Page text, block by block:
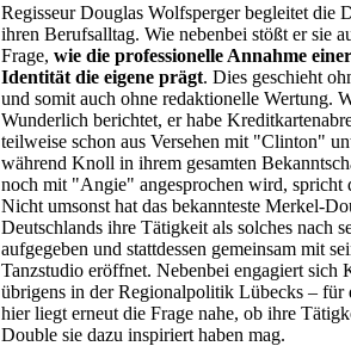
Regisseur Douglas Wolfsperger begleitet die
ihren Berufsalltag. Wie nebenbei stößt er sie
Frage, wie die professionelle Annahme
Identität die eigene prägt. Dies geschieht
und somit auch ohne redaktionelle Wertung.
Wunderlich berichtet, er habe
teilweise schon aus Versehen mit "Clinton"
während Knoll in ihrem gesamten
noch mit "Angie" angesprochen wird, spricht
Nicht umsonst hat das bekannteste Merkel-
Deutschlands ihre Tätigkeit als solches nach
aufgegeben und stattdessen gemeinsam mit
Tanzstudio eröffnet. Nebenbei engagiert sich
übrigens in der Regionalpolitik Lübecks – für
hier liegt erneut die Frage nahe, ob ihre
Double sie dazu inspiriert haben mag.